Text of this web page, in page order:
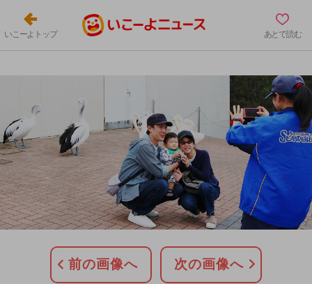
いこーよトップ あとで読む
前の画像へ 次の画像へ